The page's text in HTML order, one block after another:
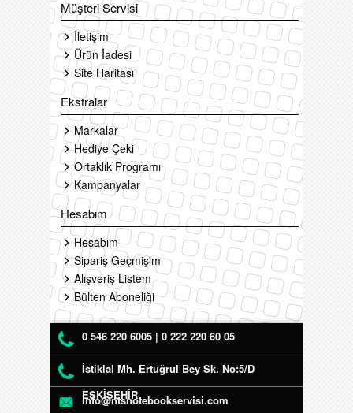
Müşteri Servisi
İletişim
Ürün İadesi
Site Haritası
Ekstralar
Markalar
Hediye Çeki
Ortaklık Programı
Kampanyalar
Hesabım
Hesabım
Sipariş Geçmişim
Alışveriş Listem
Bülten Aboneliği
0 546 220 6005 | 0 222 220 60 05
İstiklal Mh. Ertuğrul Bey Sk. No:5/D
ESKİŞEHİR
info@ntsnotebookservisi.com